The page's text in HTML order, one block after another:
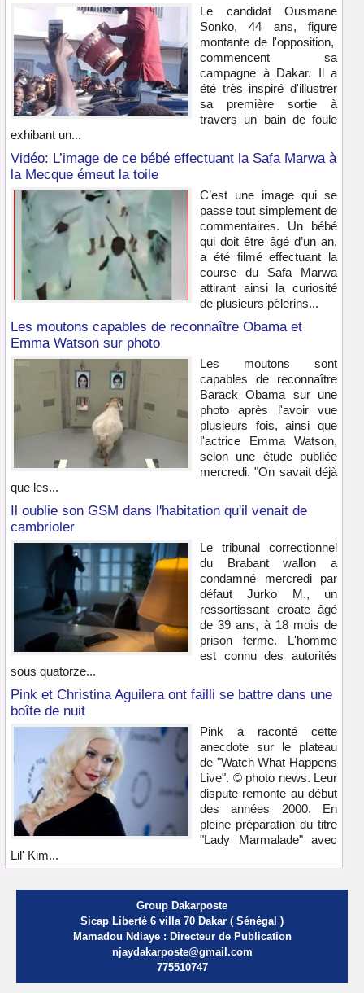
Le candidat Ousmane
Sonko, 44 ans, figure
montante de l'opposition,
commencent sa
campagne à Dakar. Il a
été très inspiré d'illustrer
sa première sortie à
travers un bain de foule
exhibant un...
Vidéo: L’image de ce bébé effectuant la Safa Marwa à
la Mecque émeut la toile
C’est une image qui se
passe tout simplement de
commentaires. Un bébé
qui doit être âgé d’un an,
a été filmé effectuant la
course du Safa Marwa
attirant ainsi la curiosité
de plusieurs pèlerins...
Les moutons capables de reconnaître Obama et
Emma Watson sur photo
Les moutons sont
capables de reconnaître
Barack Obama sur une
photo après l'avoir vue
plusieurs fois, ainsi que
l'actrice Emma Watson,
selon une étude publiée
mercredi. "On savait déjà
que les...
Il oublie son GSM dans l'habitation qu'il venait de
cambrioler
Le tribunal correctionnel
du Brabant wallon a
condamné mercredi par
défaut Jurko M., un
ressortissant croate âgé
de 39 ans, à 18 mois de
prison ferme. L'homme
est connu des autorités
sous quatorze...
Pink et Christina Aguilera ont failli se battre dans une
boîte de nuit
Pink a raconté cette
anecdote sur le plateau
de "Watch What Happens
Live". © photo news. Leur
dispute remonte au début
des années 2000. En
pleine préparation du titre
"Lady Marmalade" avec
Lil' Kim...
Group Dakarposte
Sicap Liberté 6 villa 70 Dakar ( Sénégal )
Mamadou Ndiaye : Directeur de Publication
njaydakarposte@gmail.com
775510747